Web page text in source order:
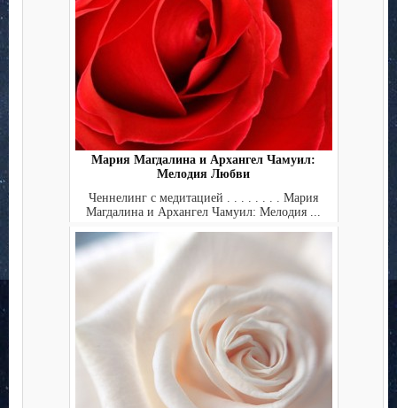
Мария Магдалина и Архангел Чамуил:
Мелодия Любви
Ченнелинг с медитацией . . . . . . . . Мария
Магдалина и Архангел Чамуил: Мелодия ...